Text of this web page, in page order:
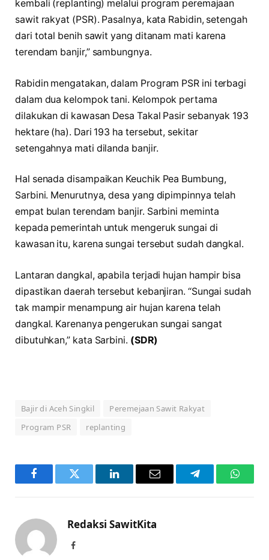
kembali (replanting) melalui program peremajaan
sawit rakyat (PSR). Pasalnya, kata Rabidin, setengah
dari total benih sawit yang ditanam mati karena
terendam banjir,” sambungnya.
Rabidin mengatakan, dalam Program PSR ini terbagi
dalam dua kelompok tani. Kelompok pertama
dilakukan di kawasan Desa Takal Pasir sebanyak 193
hektare (ha). Dari 193 ha tersebut, sekitar
setengahnya mati dilanda banjir.
Hal senada disampaikan Keuchik Pea Bumbung,
Sarbini. Menurutnya, desa yang dipimpinnya telah
empat bulan terendam banjir. Sarbini meminta
kepada pemerintah untuk mengeruk sungai di
kawasan itu, karena sungai tersebut sudah dangkal.
Lantaran dangkal, apabila terjadi hujan hampir bisa
dipastikan daerah tersebut kebanjiran. “Sungai sudah
tak mampir menampung air hujan karena telah
dangkal. Karenanya pengerukan sungai sangat
dibutuhkan,” kata Sarbini. (SDR)
Bajir di Aceh Singkil
Peremejaan Sawit Rakyat
Program PSR
replanting
FacebookTwitter LinkedInEmail Telegram
Redaksi SawitKita
Facebook